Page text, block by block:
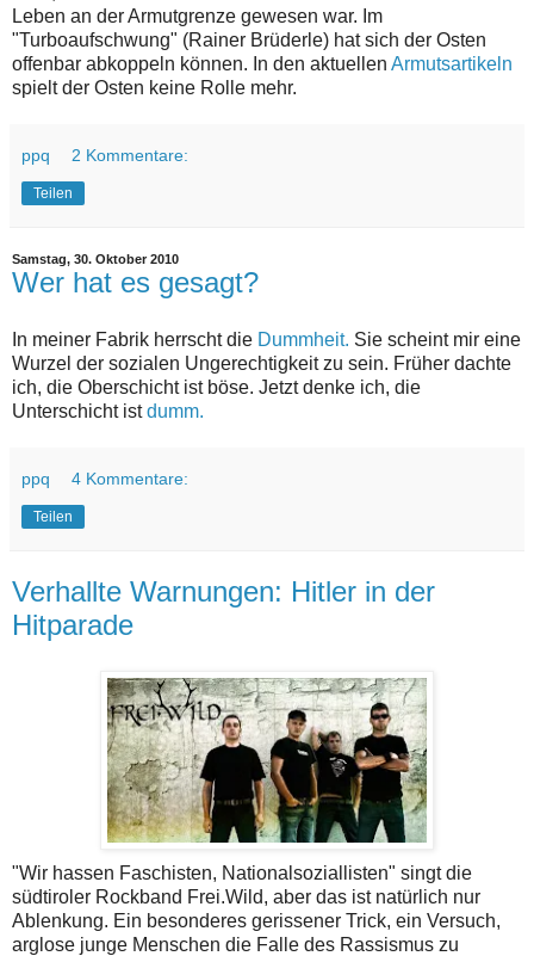
Leben an der Armutgrenze gewesen war. Im
"Turboaufschwung" (Rainer Brüderle) hat sich der Osten
offenbar abkoppeln können. In den aktuellen Armutsartikeln
spielt der Osten keine Rolle mehr.
ppq 2 Kommentare:
Teilen
Samstag, 30. Oktober 2010
Wer hat es gesagt?
In meiner Fabrik herrscht die Dummheit. Sie scheint mir eine
Wurzel der sozialen Ungerechtigkeit zu sein. Früher dachte
ich, die Oberschicht ist böse. Jetzt denke ich, die
Unterschicht istdumm.
ppq 4 Kommentare:
Teilen
Verhallte Warnungen: Hitler in der
Hitparade
"Wir hassen Faschisten, Nationalsoziallisten" singt die
südtiroler Rockband Frei.Wild, aber das ist natürlich nur
Ablenkung. Ein besonderes gerissener Trick, ein Versuch,
arglose junge Menschen die Falle des Rassismus zu